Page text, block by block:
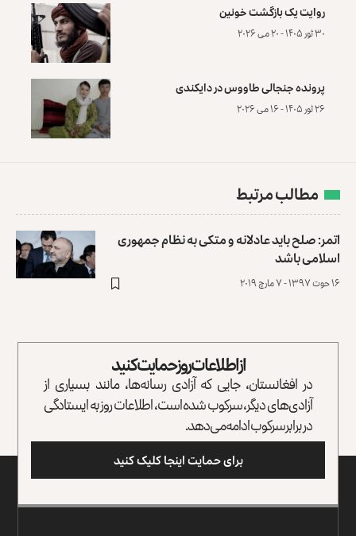
روایت یک بازگشت خونین
۳۰ ثور ۱۴۰۵ - ۲۰ می ۲۰۲۶
پرونده‌ جنجالی طاووس در دایکندی
۲۶ ثور ۱۴۰۵ - ۱۶ می ۲۰۲۶
مطالب مرتبط
اتمر: صلح باید عادلانه و متکی به نظام جمهوری
اسلامی باشد
۱۶ حوت ۱۳۹۷ - ۷ مارچ ۲۰۱۹
از اطلاعات روز حمایت کنید
در افغانستان، جایی که آزادی رسانه‌ها، مانند بسیاری از
آزادی‌های دیگر، سرکوب شده است، اطلاعات روز به ایستادگی
در برابر سرکوب ادامه می‌دهد.
برای حمایت اینجا کلیک کنید